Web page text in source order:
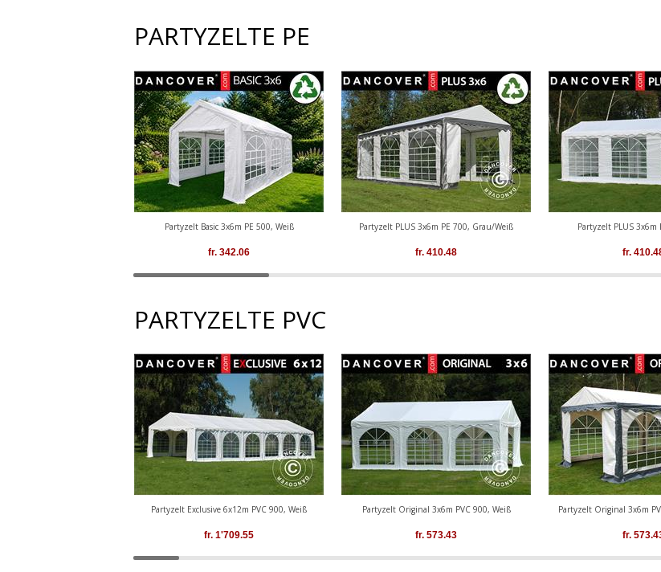
PARTYZELTE PE
Partyzelt Basic 3x6m PE 500, Weiß
fr. 342.06
Partyzelt PLUS 3x6m PE 700, Grau/Weiß
fr. 410.48
Partyzelt PLUS 3x6m
fr.
PARTYZELTE PVC
Partyzelt Exclusive 6x12m PVC 900, Weiß
fr. 1'709.55
Partyzelt Original 3x6m PVC 900, Weiß
fr. 573.43
Partyzelt Original 3x6m
fr.